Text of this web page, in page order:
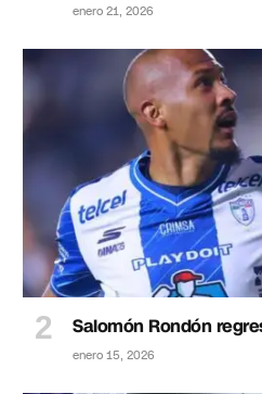
enero 21, 2026
Salomón Rondón
enero 15, 2026